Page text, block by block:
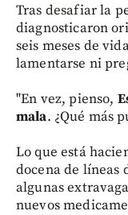
Tras desafiar la
diagnosticaron
seis meses de
lamentarse ni
"En vez, pienso,
mala. ¿Qué más
Lo que está
docena de líneas
algunas
nuevos